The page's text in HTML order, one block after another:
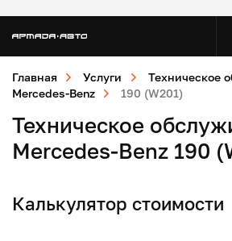
Главная Услуги
Техническое
Mercedes-Benz
190 (W201)
Техническое
Mercedes-Benz 190
Калькулятор стоимости